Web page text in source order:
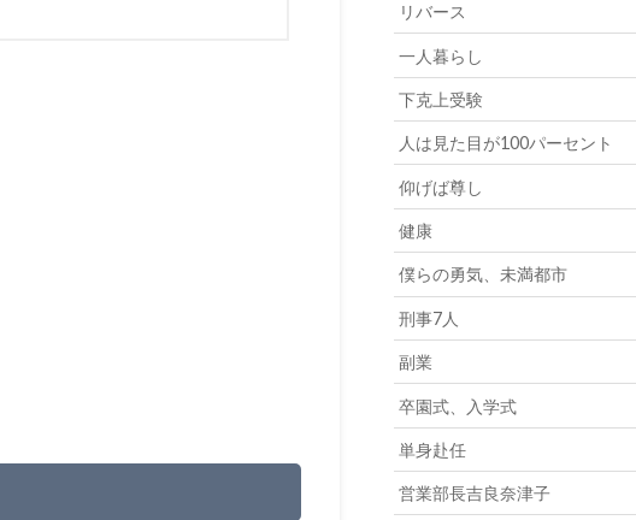
リバース
一人暮らし
下克上受験
人は見た目が100パーセント
仰げば尊し
健康
僕らの勇気、未満都市
刑事7人
副業
卒園式、入学式
単身赴任
営業部長吉良奈津子